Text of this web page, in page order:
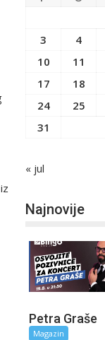
3
4
10
11
17
18
24
25
31
« jul
Najnovije
Petra Graše
Magazin